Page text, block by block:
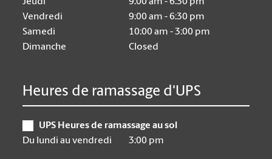
Vendredi
9:00 am - 6:30 pm
Samedi
10:00 am - 3:00 pm
Dimanche
Closed
Heures de ramassage d'UPS
UPS Heures de ramassage au sol
Du lundi au vendredi
3:00 pm